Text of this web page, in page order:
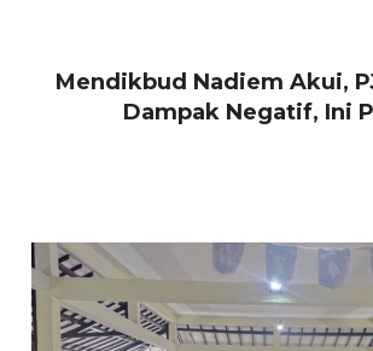
Mendikbud Nadiem Akui,
Dampak Negatif, Ini